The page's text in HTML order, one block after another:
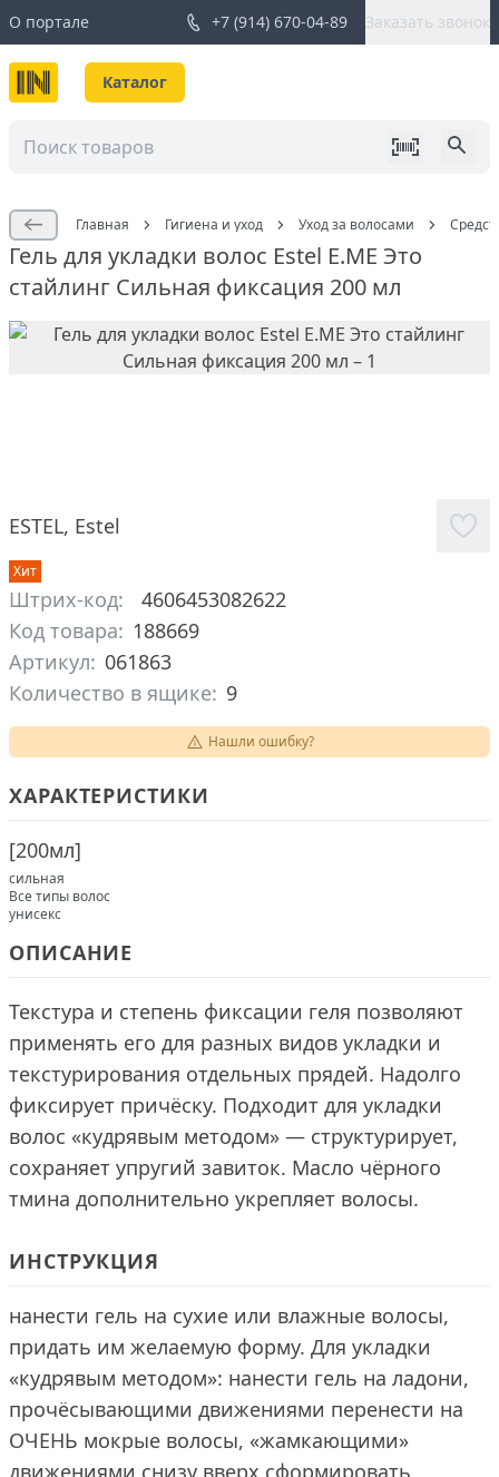
О портале +7 (914) 670-04-89 Заказать звонок
Каталог
Главная Гигиена и уход Уход за волосами
Гель для укладки волос Estel E.ME Это
стайлинг Сильная фиксация 200 мл
ESTEL, Estel
Хит
Штрих-код:
4606453082622
Код товара: 188669
Артикул: 061863
Количество в ящике: 9
Нашли ошибку?
ХАРАКТЕРИСТИКИ
[200мл]
сильная
Все типы волос
унисекс
ОПИСАНИЕ
Текстура и степень фиксации геля позволяют
применять его для разных видов укладки и
текстурирования отдельных прядей. Надолго
фиксирует причёску. Подходит для укладки
волос «кудрявым методом» — структурирует,
сохраняет упругий завиток. Масло чёрного
тмина дополнительно укрепляет волосы.
ИНСТРУКЦИЯ
нанести гель на сухие или влажные волосы,
придать им желаемую форму. Для укладки
«кудрявым методом»: нанести гель на ладони,
прочёсывающими движениями перенести на
ОЧЕНЬ мокрые волосы, «жамкающими»
движениями снизу вверх сформировать